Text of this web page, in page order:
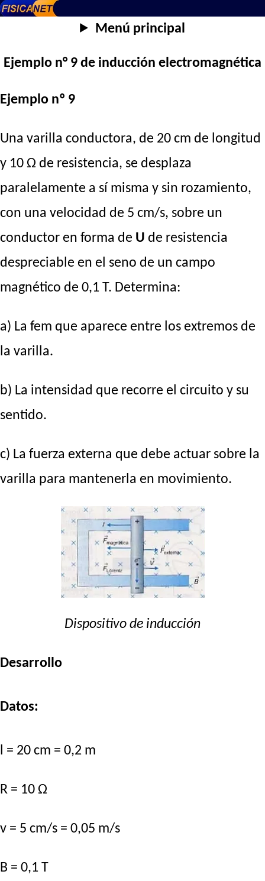
Menú principal
Ejemplo n° 9 de inducción electromagnética
Ejemplo nº 9
Una varilla conductora, de 20 cm de longitud
y 10 Ω de resistencia, se desplaza
paralelamente a sí misma y sin rozamiento,
con una velocidad de 5 cm/s, sobre un
conductor en forma de U de resistencia
despreciable en el seno de un campo
magnético de 0,1 T. Determina:
a) La fem que aparece entre los extremos de
la varilla.
b) La intensidad que recorre el circuito y su
sentido.
c) La fuerza externa que debe actuar sobre la
varilla para mantenerla en movimiento.
Dispositivo de inducción
Desarrollo
Datos:
l = 20 cm = 0,2 m
R = 10 Ω
v = 5 cm/s = 0,05 m/s
B = 0,1 T